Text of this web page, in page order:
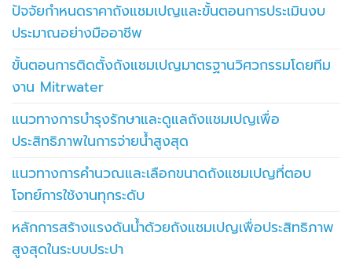
ปัจจัยกำหนดราคาถังแชมเปญและขั้นตอนการประเมินงบ
ประมาณอย่างมืออาชีพ
ขั้นตอนการติดตั้งถังแชมเปญมาตรฐานวิศวกรรมโดยทีม
งาน Mitrwater
แนวทางการบำรุงรักษาและดูแลถังแชมเปญเพื่อ
ประสิทธิภาพในการจ่ายน้ำสูงสุด
แนวทางการคำนวณและเลือกขนาดถังแชมเปญที่ตอบ
โจทย์การใช้งานทุกระดับ
หลักการสร้างแรงดันน้ำด้วยถังแชมเปญเพื่อประสิทธิภาพ
สูงสุดในระบบประปา